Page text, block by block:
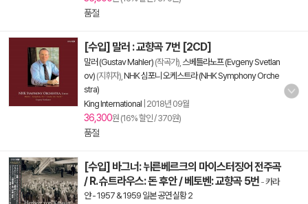
품절
[수입] 말러 : 교향곡 7번 [2CD]
말러 (Gustav Mahler) (작곡가), 스베틀라노프 (Evgeny Svetlan
ov) (지휘자), NHK 심포니 오케스트라 (NHK Symphony Orche
stra)
King International 2018년 09월
36,300원 (16% 할인 / 370원)
품절
[수입] 바그너: 뉘른베르크의 마이스터징어 전주곡
/ R. 슈트라우스: 돈 후안 / 베토벤: 교향곡 5번 -카라
얀 - 1957 & 1959 일본 공연 실황 2